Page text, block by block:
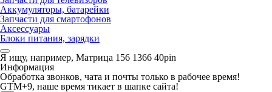
Аккумуляторы, батарейки
Запчасти для смартофонов
Аксессуары
Блоки питания, зарядки
Я ищу, например, Матрица 156 1366 40pin
Информация
Обработка звонков, чата и почты только в рабочее время!
GTM+9, наше время тикает в шапке сайта!